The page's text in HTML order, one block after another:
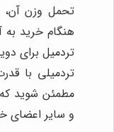
تحمل وزن آن،
هنگام خرید به
تردمیل برای
تردمیلی با
مطمئن شوید که
و سایر اعضای